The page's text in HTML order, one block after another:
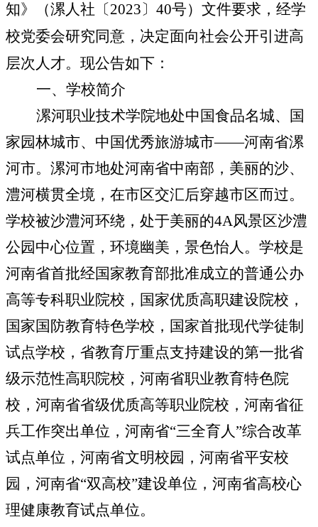
知》（漯人社〔 2023 〕 40号）文件要求，经学
校党委会研究同意，决定面向社会公开引进高
层次人才。现公告如下：
一、学校简介
漯河职业技术学院地处中国食品名城、国
家园林城市、中国优秀旅游城市——河南省漯
河市。漯河市地处河南省中南部，美丽的沙、
澧河横贯全境，在市区交汇后穿越市区而过。
学校被沙澧河环绕，处于美丽的4A风景区沙澧
公园中心位置，环境幽美，景色怡人。学校是
河南省首批经国家教育部批准成立的普通公办
高等专科职业院校，国家优质高职建设院校，
国家国防教育特色学校，国家首批现代学徒制
试点学校，省教育厅重点支持建设的第一批省
级示范性高职院校，河南省职业教育特色院
校，河南省省级优质高等职业院校，河南省征
兵工作突出单位，河南省“三全育人”综合改革
试点单位，河南省文明校园，河南省平安校
园，河南省“双高校”建设单位，河南省高校心
理健康教育试点单位。